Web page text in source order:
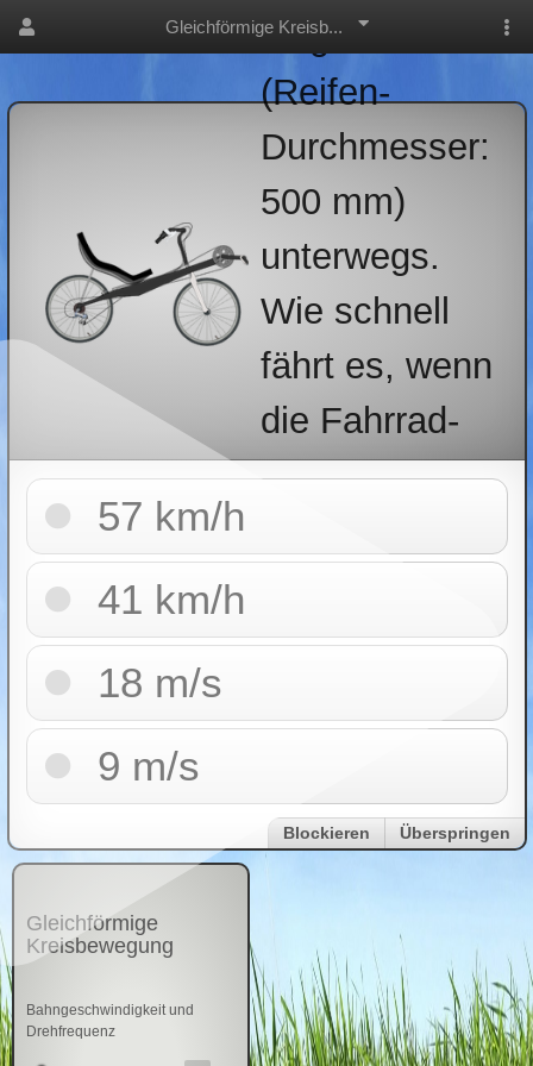
Gleichförmige Kreisb...
Liegerad
(Reifen-
Durchmesser:
500 mm)
unterwegs.
Wie schnell
fährt es, wenn
die Fahrrad-
Reifen eine
haben?
57 km/h
41 km/h
18 m/s
9 m/s
Blockieren Überspringen
Gleichförmige
Kreisbewegung
Bahngeschwindigkeit und
Drehfrequenz